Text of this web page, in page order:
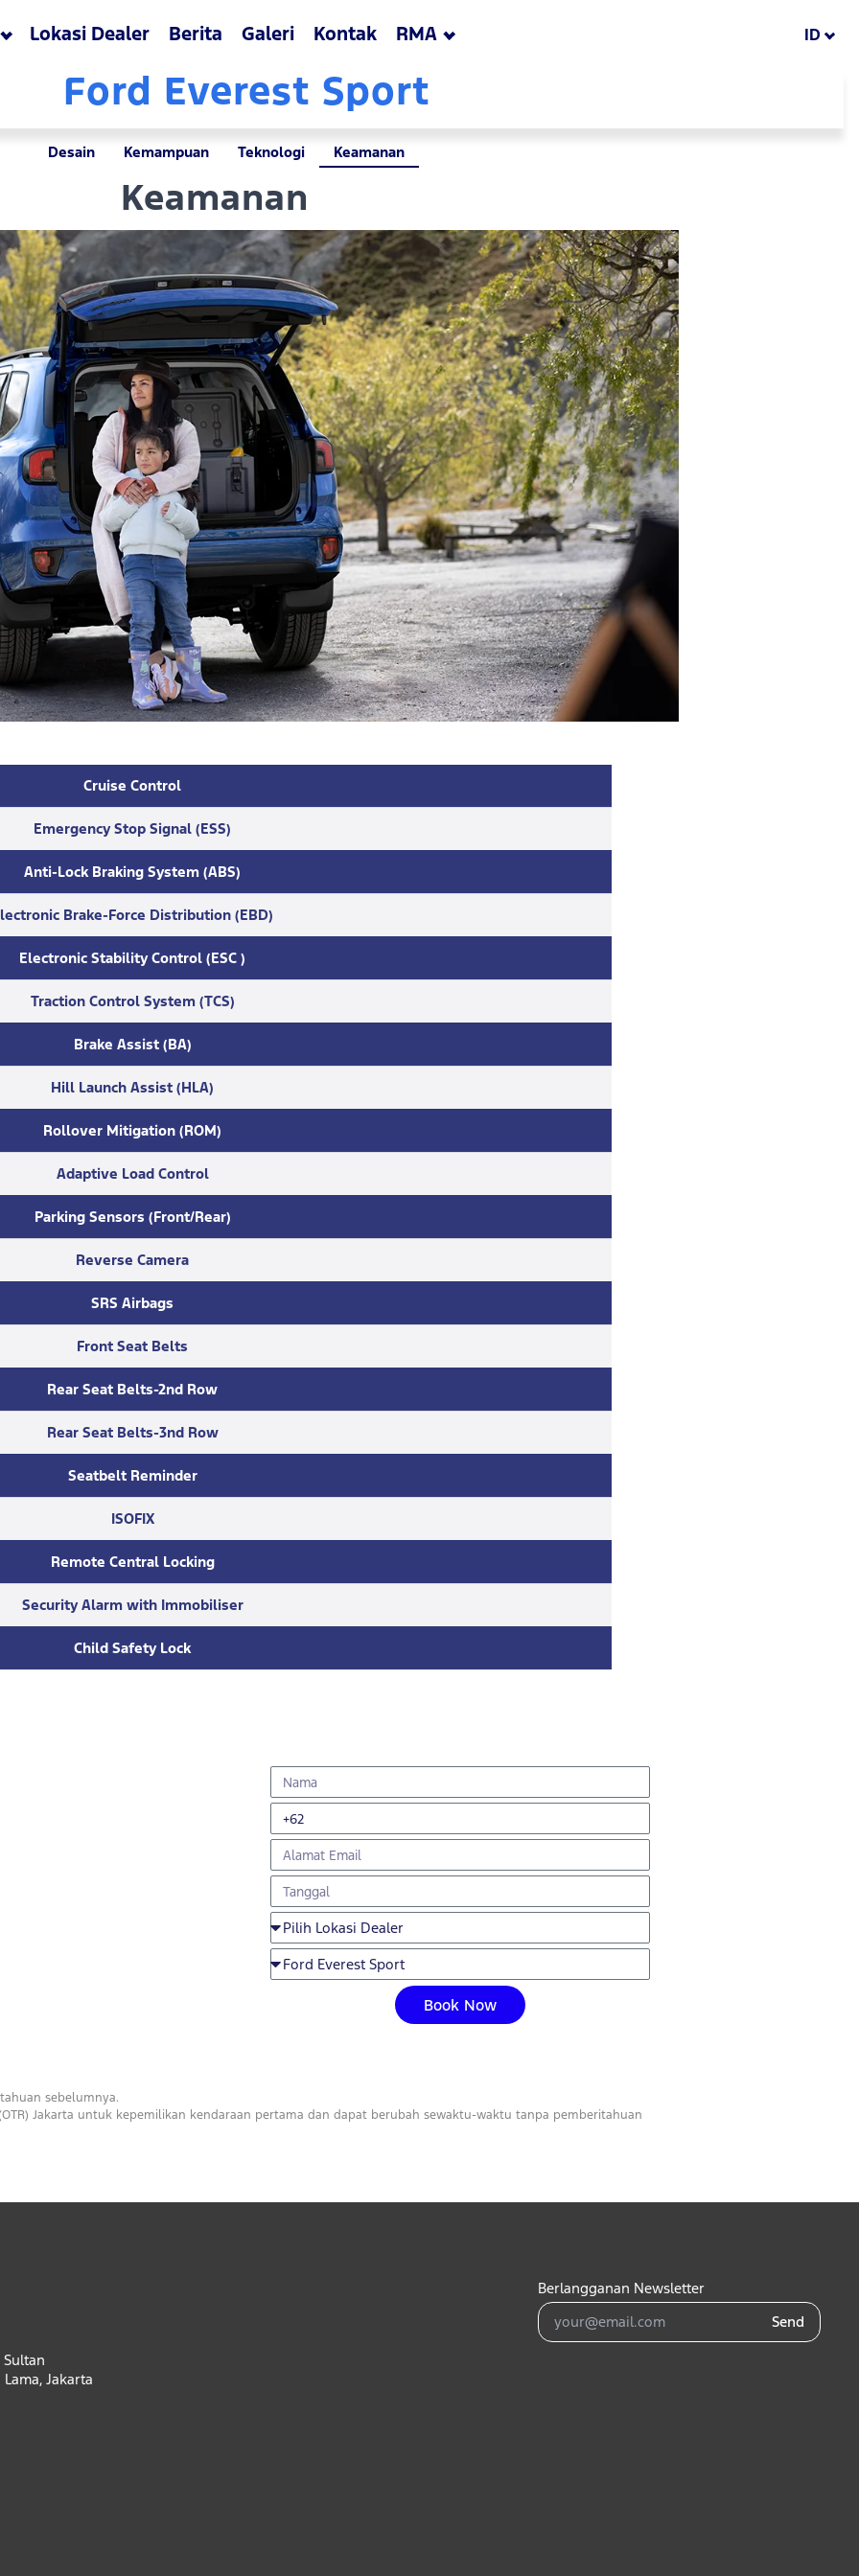
Ford Everest Sport
Desain Kemampuan Teknologi Keamanan
Keamanan
Cruise Control
Emergency Stop Signal (ESS)
Anti-Lock Braking System (ABS)
Brake-Force Distribution (EBD)
Electronic Stability Control (ESC )
Traction Control System (TCS)
Brake Assist (BA)
Hill Launch Assist (HLA)
Rollover Mitigation (ROM)
Adaptive Load Control
Parking Sensors (Front/Rear)
Reverse Camera
SRS Airbags
Front Seat Belts
Rear Seat Belts-2nd Row
Rear Seat Belts-3nd Row
Seatbelt Reminder
ISOFIX
Remote Central Locking
Security Alarm with Immobiliser
Child Safety Lock
Book Now
sebelumnya.
Jakarta untuk kepemilikan kendaraan pertama dan dapat berubah sewaktu-waktu tanpa pemberitahuan
Lokasi Dealer Berita Galeri Kontak RMA ID
Jakarta
Berlangganan Newsletter
Send